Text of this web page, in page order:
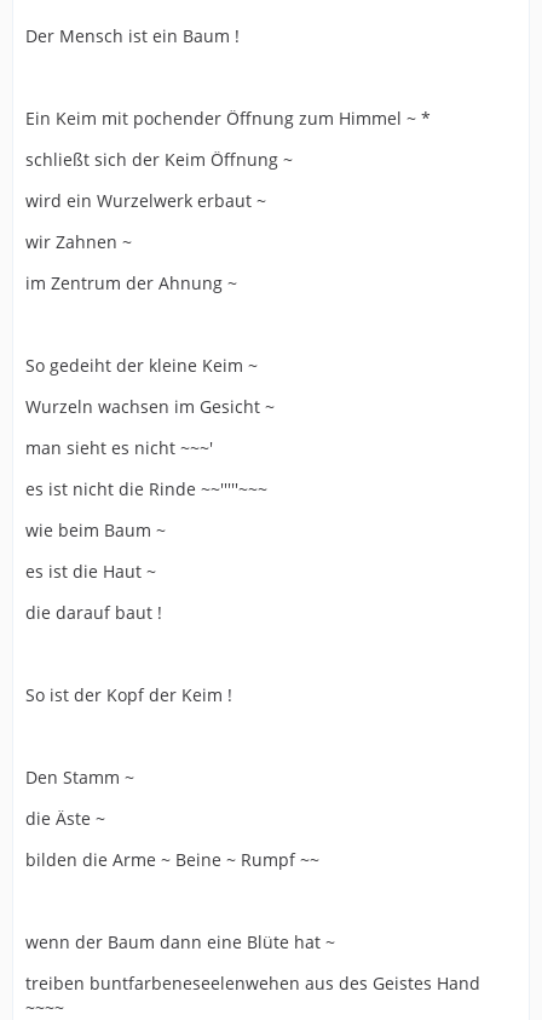
Der Mensch ist ein Baum !
Ein Keim mit pochender Öffnung zum Himmel ~ *
schließt sich der Keim Öffnung ~
wird ein Wurzelwerk erbaut ~
wir Zahnen ~
im Zentrum der Ahnung ~
So gedeiht der kleine Keim ~
Wurzeln wachsen im Gesicht ~
man sieht es nicht ~~~'
es ist nicht die Rinde ~~'''''~~~
wie beim Baum ~
es ist die Haut ~
die darauf baut !
So ist der Kopf der Keim !
Den Stamm ~
die Äste ~
bilden die Arme ~ Beine ~ Rumpf ~~
wenn der Baum dann eine Blüte hat ~
treiben buntfarbeneseelenwehen aus des Geistes Hand
~~~~